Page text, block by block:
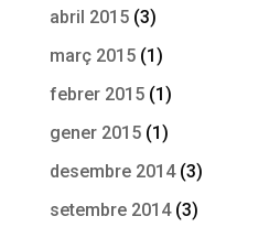
abril 2015(3)
març 2015(1)
febrer 2015(1)
gener 2015(1)
desembre 2014(3)
setembre 2014(3)